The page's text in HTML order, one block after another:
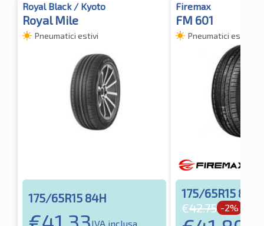
Royal Black / Kyoto
Royal Mile
Pneumatici estivi
175/65R15 84H
IVA inclusa
Firemax
FM 601
Pneumatici estivi
175/65R15 84H
€42.75 -2%